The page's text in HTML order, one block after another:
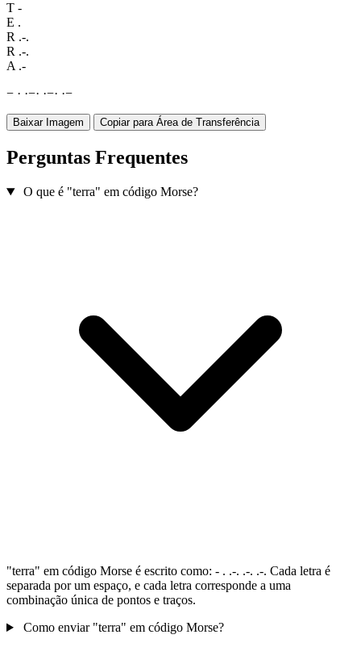
T -
E .
R .-.
R .-.
A .-
− · ·−· ·−· ·−
Baixar Imagem Copiar para Área de Transferência
Perguntas Frequentes
O que é "terra" em código Morse?
"terra" em código Morse é escrito como: - . .-. .-. .-. Cada letra é
separada por um espaço, e cada letra corresponde a uma
combinação única de pontos e traços.
Como enviar "terra" em código Morse?